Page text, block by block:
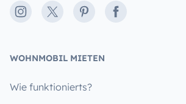
Instagram
X PinterestFacebook
WOHNMOBIL MIETEN
Wie funktionierts?